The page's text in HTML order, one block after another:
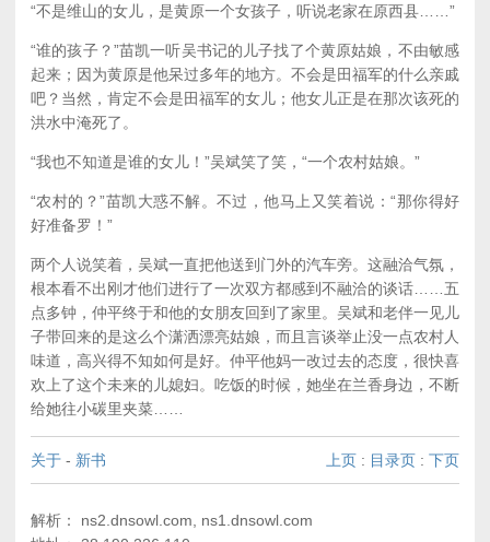
“不是维山的女儿，是黄原一个女孩子，听说老家在原西县……”
“谁的孩子？”苗凯一听吴书记的儿子找了个黄原姑娘，不由敏感
起来；因为黄原是他呆过多年的地方。不会是田福军的什么亲戚
吧？当然，肯定不会是田福军的女儿；他女儿正是在那次该死的
洪水中淹死了。
“我也不知道是谁的女儿！”吴斌笑了笑，“一个农村姑娘。”
“农村的？”苗凯大惑不解。不过，他马上又笑着说：“那你得好
好准备罗！”
两个人说笑着，吴斌一直把他送到门外的汽车旁。这融洽气氛，
根本看不出刚才他们进行了一次双方都感到不融洽的谈话……五
点多钟，仲平终于和他的女朋友回到了家里。吴斌和老伴一见儿
子带回来的是这么个潇洒漂亮姑娘，而且言谈举止没一点农村人
味道，高兴得不知如何是好。仲平他妈一改过去的态度，很快喜
欢上了这个未来的儿媳妇。吃饭的时候，她坐在兰香身边，不断
给她往小碳里夹菜……
关于 - 新书 上页 : 目录页 : 下页
解析： ns2.dnsowl.com, ns1.dnsowl.com